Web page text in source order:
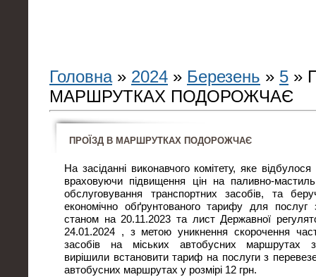
Головна» 2024 » Березень » 5 »
МАРШРУТКАХ ПОДОРОЖЧАЄ
ПРОЇЗД В МАРШРУТКАХ ПОДОРОЖЧАЄ
На засіданні виконавчого комітету, яке
враховуючи підвищення цін на паливно-
обслуговування транспортних засобів, та
економічно обґрунтованого тарифу для послуг
станом на 20.11.2023 та лист Державної
24.01.2024 , з метою уникнення скорочення
засобів на міських автобусних маршрутах
вирішили встановити тариф на послуги з
автобусних маршрутах у розмірі 12 грн.